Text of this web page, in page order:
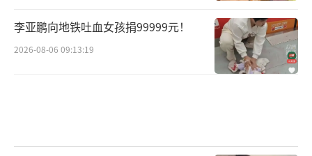
李亚鹏向地铁吐血女孩捐99999元！
2026-08-06 09:13:19